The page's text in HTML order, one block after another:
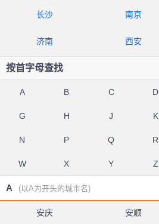
长沙 南京
济南 西安
按首字母查找
A B C D
G H J K
N P Q R
W X Y Z
A (以A为开头的城市名)
安庆 安顺